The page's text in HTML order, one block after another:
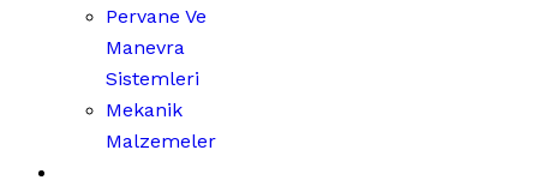
Pervane Ve
Manevra
Sistemleri
Mekanik
Malzemeler